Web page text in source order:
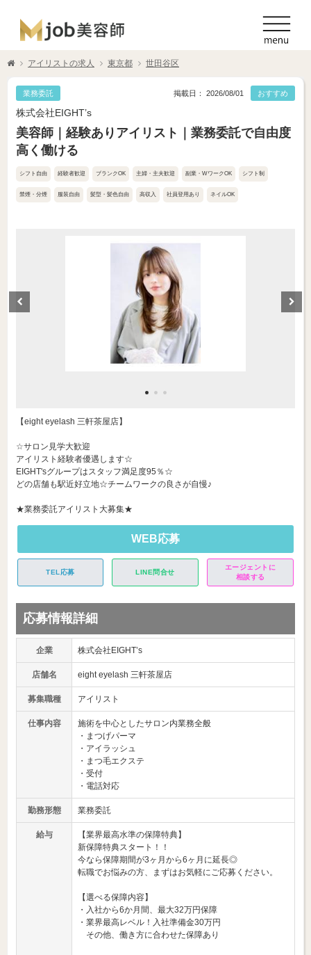
アイリストの求人 東京都 世田谷区
業務委託 おすすめ
掲載日： 2026/08/01
株式会社EIGHT’s
美容師｜経験ありアイリスト｜業務委託で自由度
高く働ける
シフト自由 経験者歓迎 ブランクOK 主婦・主夫歓迎 副業・WワークOK シフト制
禁煙・分煙 服装自由 髪型・髪色自由 高収入 社員登用あり ネイルOK
【eight eyelash 三軒茶屋店】
☆サロン見学大歓迎
アイリスト経験者優遇します☆
EIGHT'sグループはスタッフ満足度95％☆
どの店舗も駅近好立地☆チームワークの良さが自慢♪
★業務委託アイリスト大募集★
WEB応募
TEL応募 LINE問合せ
エージェントに
相談する
応募情報詳細
企業 株式会社EIGHT’s
店舗名 eight eyelash 三軒茶屋店
募集職種 アイリスト
仕事内容
施術を中心としたサロン内業務全般
・まつげパーマ
・アイラッシュ
・まつ毛エクステ
・受付
・電話対応
勤務形態 業務委託
給与
【業界最高水準の保障特典】
新保障特典スタート！！
今なら保障期間が3ヶ月から6ヶ月に延長◎
転職でお悩みの方、まずはお気軽にご応募ください。
【選べる保障内容】
・入社から6か月間、最大32万円保障
・業界最高レベル！入社準備金30万円
その他、働き方に合わせた保障あり